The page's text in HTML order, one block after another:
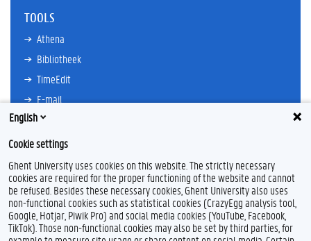
TOOLS
Athena
Bibliotheek
TimeEdit
E-mail
Ufora
Oasis
Research Explorer
F
a
c
L
i
n
Y
o
u
I
n
s
English
Cookie settings
Ghent University uses cookies on this website. The strictly necessary
cookies are required for the proper functioning of the website and cannot
be refused. Besides these necessary cookies, Ghent University also uses
non-functional cookies such as statistical cookies (CrazyEgg analysis tool,
Google, Hotjar, Piwik Pro) and social media cookies (YouTube, Facebook,
TikTok). Those non-functional cookies may also be set by third parties, for